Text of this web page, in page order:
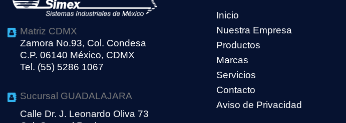
Matriz CDMX
Zamora No.93, Col. Condesa
C.P. 06140 México, CDMX
Tel. (55) 5286 1067
Sucursal GUADALAJARA
Calle Dr. J. Leonardo Oliva 73
Inicio
Nuestra Empresa
Productos
Marcas
Servicios
Contacto
Aviso de Privacidad